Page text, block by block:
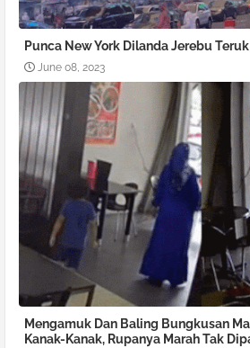
Punca New York Dilanda Jerebu Teruk
June 08, 2023
Mengamuk Dan Baling Bungkusan
Kanak-Kanak, Rupanya Marah Tak